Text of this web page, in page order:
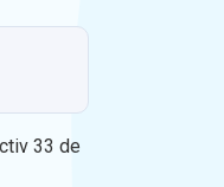
33 de